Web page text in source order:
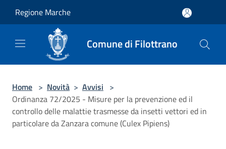
Regione Marche
Comune di Filottrano
Home > Novità > Avvisi >
Ordinanza 72/2025 - Misure per la prevenzione ed il
controllo delle malattie trasmesse da insetti vettori ed in
particolare da Zanzara comune (Culex Pipiens)